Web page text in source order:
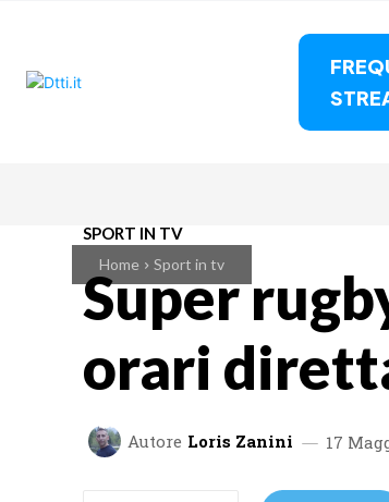
Home Sport in tv
SPORT IN TV
Super
orari
Autore Loris Zanini 17